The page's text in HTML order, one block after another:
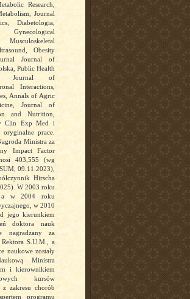
Research,
Journal
Diabetologia,
Obesity
Journal of
Public Health
Journal of
Interactions,
Annals of Agric
Journal of
and Nutrition,
Clin Exp Med i
prace.
Ministra za
Impact Factor
403,555 (wg
09.11.2023),
Hirscha
W 2003 roku
a w 2004 roku
w 2010
jego kierunkiem
doktora nauk
nagradzany za
Rektora S.U.M., a
naukowe zostały
Ministra
i kierownikiem
kursów
zakresu chorób
programu